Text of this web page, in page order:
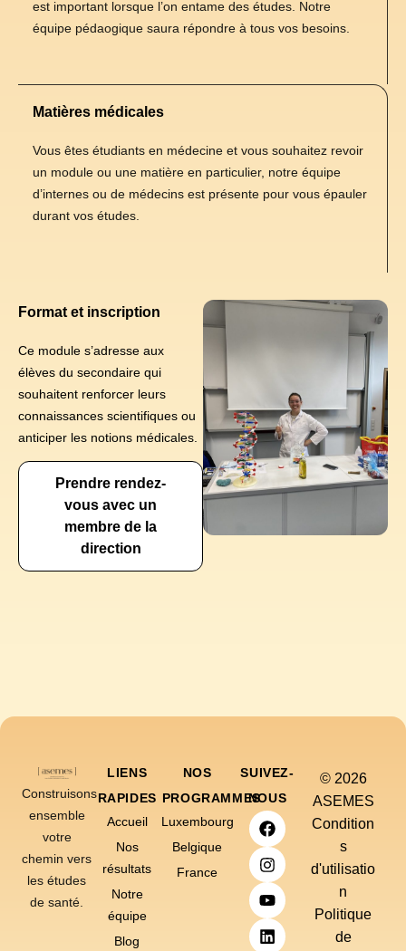
est important lorsque l’on entame des études. Notre
équipe pédaogique saura répondre à tous vos besoins.
Matières médicales
Vous êtes étudiants en médecine et vous souhaitez revoir
un module ou une matière en particulier, notre équipe
d’internes ou de médecins est présente pour vous épauler
durant vos études.
Format et inscription
Ce module s’adresse aux
élèves du secondaire qui
souhaitent renforcer leurs
connaissances scientifiques ou
anticiper les notions médicales.
Prendre rendez-
vous avec un
membre de la
direction
Construisons
ensemble
votre
chemin vers
les études
de santé.
LIENS
RAPIDES
Accueil
Nos
résultats
Notre
équipe
Blog
NOS
PROGRAMMES
Luxembourg
Belgique
France
SUIVEZ-
NOUS
© 2026
ASEMES
Condition
s
d'utilisatio
n
Politique
de